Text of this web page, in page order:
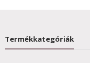
Termékkategóriák